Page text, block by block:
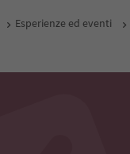
Esperienze ed eventi